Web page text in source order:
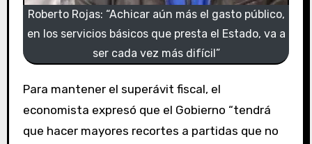
Roberto Rojas: “Achicar aún más el gasto público,
en los servicios básicos que presta el Estado, va a
ser cada vez más difícil”
Para mantener el superávit fiscal, el
economista expresó que el Gobierno “tendrá
que hacer mayores recortes a partidas que no